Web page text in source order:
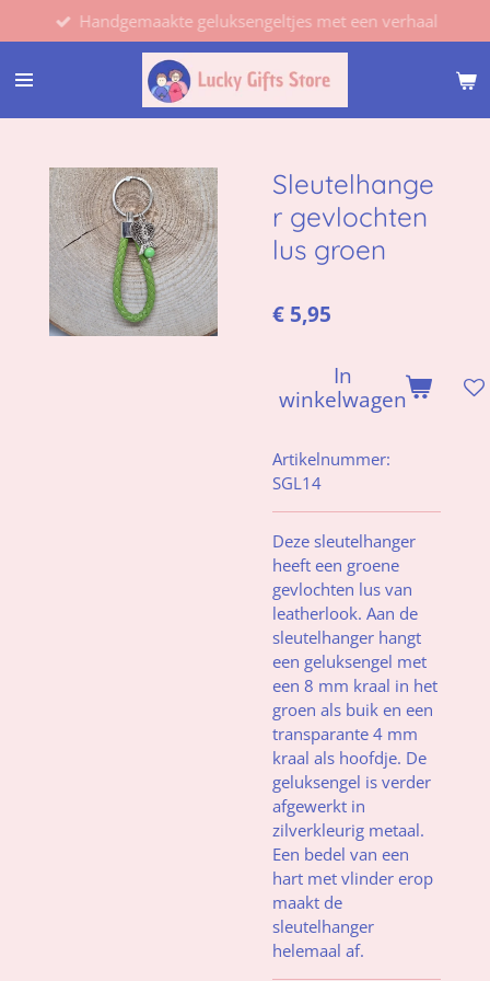
direct
naar
hoofdinhoud
Handgemaakte geluksengeltjes met een verhaal
Sleutelhange
r gevlochten
lus groen
€ 5,95
In
winkelwagen
Artikelnummer:
SGL14
Deze sleutelhanger
heeft een groene
gevlochten lus van
leatherlook. Aan de
sleutelhanger hangt
een geluksengel met
een 8 mm kraal in het
groen als buik en een
transparante 4 mm
kraal als hoofdje. De
geluksengel is verder
afgewerkt in
zilverkleurig metaal.
Een bedel van een
hart met vlinder erop
maakt de
sleutelhanger
helemaal af.